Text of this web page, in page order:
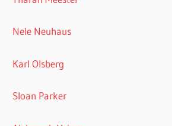
Nele Neuhaus
Karl Olsberg
Sloan Parker